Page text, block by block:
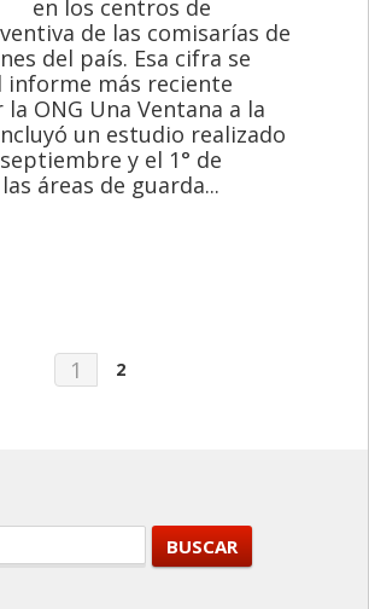
en los centros de
de las comisarías de
del país. Esa cifra se
informe más reciente
ONG Una Ventana a la
un estudio realizado
y el 1° de
áreas de guarda...
1 2